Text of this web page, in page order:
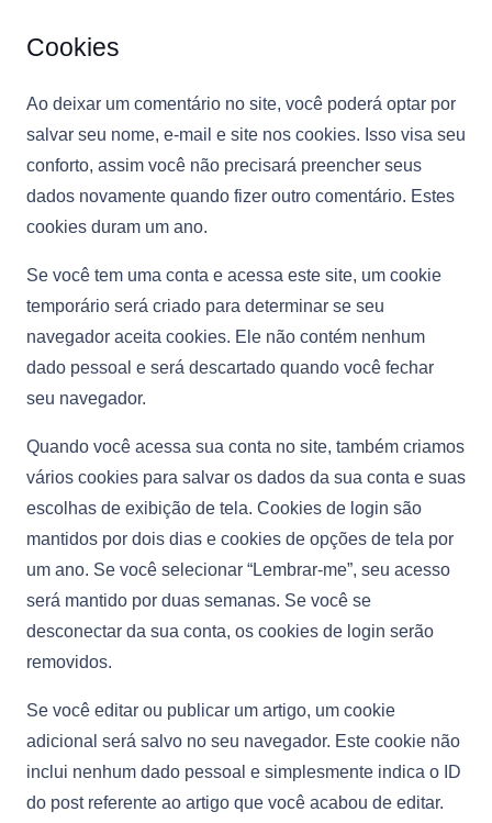
Cookies
Ao deixar um comentário no site, você poderá optar por
salvar seu nome, e-mail e site nos cookies. Isso visa seu
conforto, assim você não precisará preencher seus
dados novamente quando fizer outro comentário. Estes
cookies duram um ano.
Se você tem uma conta e acessa este site, um cookie
temporário será criado para determinar se seu
navegador aceita cookies. Ele não contém nenhum
dado pessoal e será descartado quando você fechar
seu navegador.
Quando você acessa sua conta no site, também criamos
vários cookies para salvar os dados da sua conta e suas
escolhas de exibição de tela. Cookies de login são
mantidos por dois dias e cookies de opções de tela por
um ano. Se você selecionar “Lembrar-me”, seu acesso
será mantido por duas semanas. Se você se
desconectar da sua conta, os cookies de login serão
removidos.
Se você editar ou publicar um artigo, um cookie
adicional será salvo no seu navegador. Este cookie não
inclui nenhum dado pessoal e simplesmente indica o ID
do post referente ao artigo que você acabou de editar.